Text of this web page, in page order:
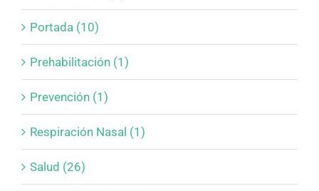
Portada (10)
Prehabilitación (1)
Prevención (1)
Respiración Nasal (1)
Salud (26)